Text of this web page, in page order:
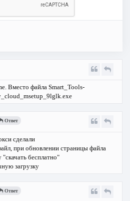
Вместо файла Smart_Tools-
Ответ
сделали
при обновлении страницы файла
бесплатно"
загрузку
Ответ